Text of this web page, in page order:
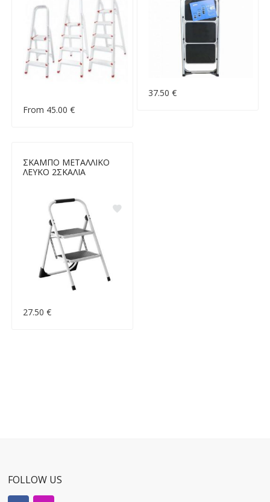
From 45.00 €
37.50 €
ΣΚΑΜΠΟ ΜΕΤΑΛΛΙΚΟ
ΛΕΥΚΟ 2ΣΚΑΛΙΑ
27.50 €
FOLLOW US